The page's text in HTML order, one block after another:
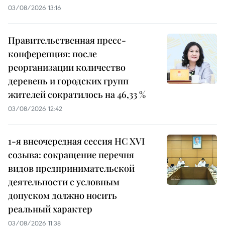
03/08/2026 13:16
Правительственная пресс-
конференция: после
реорганизации количество
деревень и городских групп
жителей сократилось на 46,33 %
03/08/2026 12:42
1-я внеочередная сессия НС XVI
созыва: сокращение перечня
видов предпринимательской
деятельности с условным
допуском должно носить
реальный характер
03/08/2026 11:38